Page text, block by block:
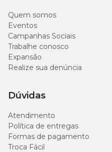
Proteína bruta (mín)
Matéria Fibrosa (máx)
Matéria Mineral (máx)
Quem somos
Eventos
Campanhas Sociais
Trabalhe conosco
Expansão
Realize sua denúncia
Dúvidas
Atendimento
Política de entregas
Formas de pagamento
Troca Fácil